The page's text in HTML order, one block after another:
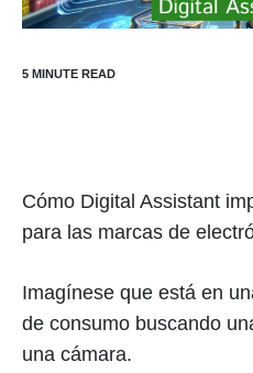
Cómo Digital Assistant
para las marcas de
Imagínese que está en
de consumo buscando
una cámara.